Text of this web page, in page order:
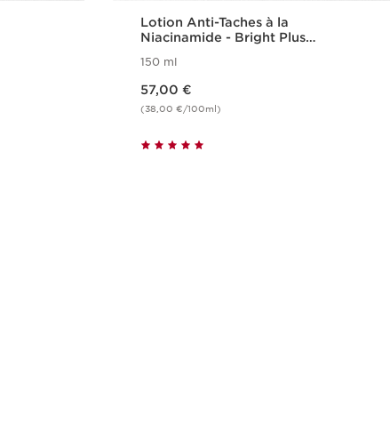
Lotion Anti-Taches à la
Niacinamide - Bright Plus
150 ml
57,00 €
(38,00 €/100ml)